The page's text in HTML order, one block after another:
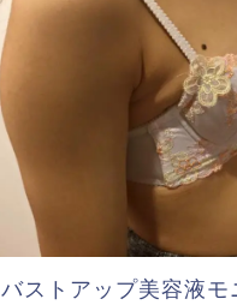
バストアップ美容液